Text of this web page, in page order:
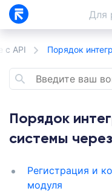
Для
с API Порядок
Порядок
системы через
Регистрация и
модуля